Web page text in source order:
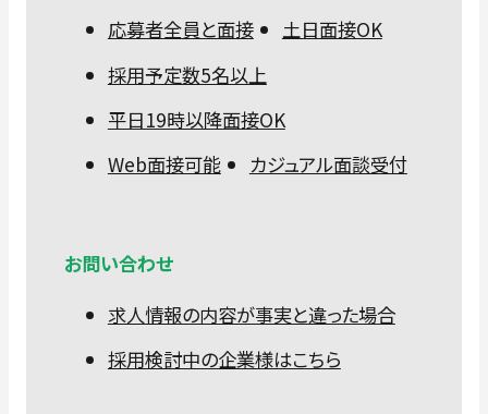
応募者全員と面接
土日面接OK
採用予定数5名以上
平日19時以降面接OK
Web面接可能
カジュアル面談受付
お問い合わせ
求人情報の内容が事実と違った場合
採用検討中の企業様はこちら